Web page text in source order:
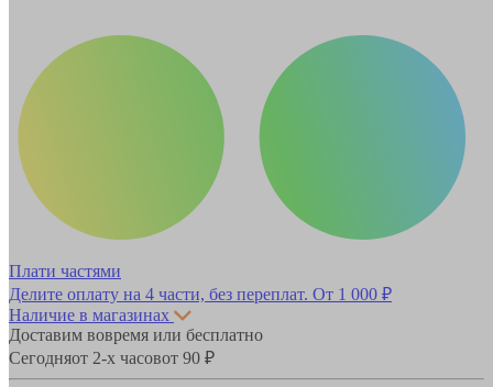
Плати частями
Делите оплату на 4 части, без переплат. От 1 000 ₽
Наличие в магазинах
Доставим вовремя или бесплатно
Сегодняот 2-х часовот 90 ₽